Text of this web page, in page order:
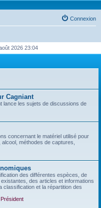
Connexion
2026 23:04
Cagniant
lance les sujets de discussions de
concernant le matériel utilisé pour
méthodes de captures,
des différentes espèces, de
des articles et informations
classification et la répartition des
Président